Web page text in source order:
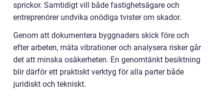
sprickor. Samtidigt vill både fastighetsägare och
entreprenörer undvika onödiga tvister om skador.
Genom att dokumentera byggnaders skick före och
efter arbeten, mäta vibrationer och analysera risker går
det att minska osäkerheten. En genomtänkt besiktning
blir därför ett praktiskt verktyg för alla parter både
juridiskt och tekniskt.